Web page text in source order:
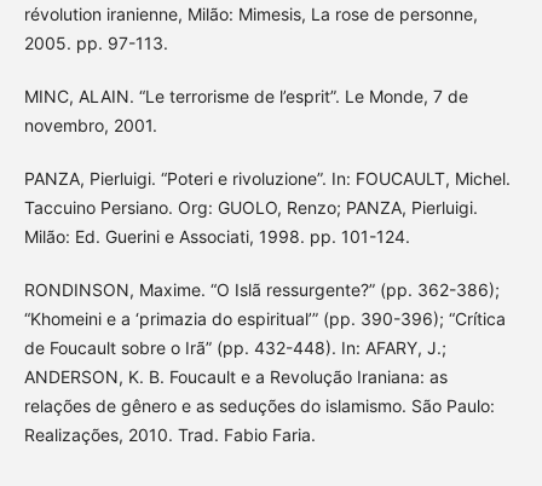
révolution iranienne, Milão: Mimesis, La rose de personne,
2005. pp. 97-113.
MINC, ALAIN. “Le terrorisme de l’esprit”. Le Monde, 7 de
novembro, 2001.
PANZA, Pierluigi. “Poteri e rivoluzione”. In: FOUCAULT, Michel.
Taccuino Persiano. Org: GUOLO, Renzo; PANZA, Pierluigi.
Milão: Ed. Guerini e Associati, 1998. pp. 101-124.
RONDINSON, Maxime. “O Islã ressurgente?” (pp. 362-386);
“Khomeini e a ‘primazia do espiritual’” (pp. 390-396); “Crítica
de Foucault sobre o Irã” (pp. 432-448). In: AFARY, J.;
ANDERSON, K. B. Foucault e a Revolução Iraniana: as
relações de gênero e as seduções do islamismo. São Paulo:
Realizações, 2010. Trad. Fabio Faria.